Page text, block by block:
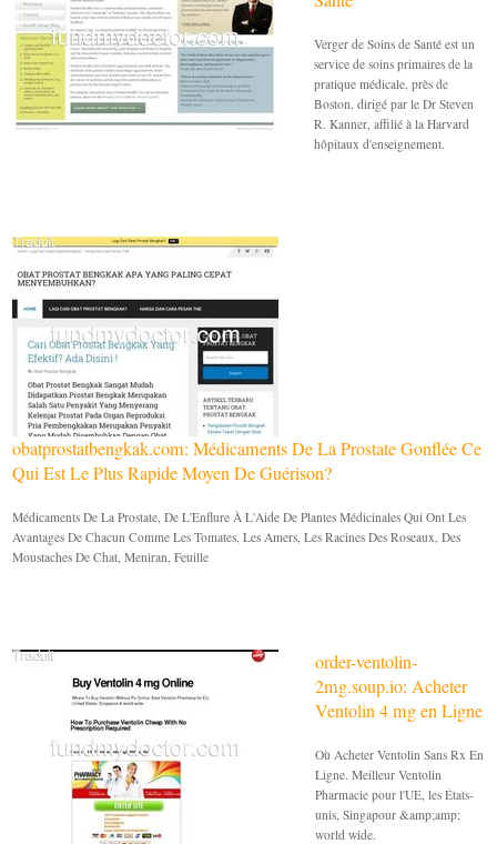
Verger de Soins de Santé est un
service de soins primaires de la
pratique médicale, près de
Boston, dirigé par le Dr Steven
R. Kanner, affilié à la Harvard
hôpitaux d'enseignement.
obatprostatbengkak.com: Médicaments De La Prostate Gonflée Ce
Qui Est Le Plus Rapide Moyen De Guérison?
Médicaments De La Prostate, De L'Enflure À L'Aide De Plantes Médicinales Qui Ont Les
Avantages De Chacun Comme Les Tomates, Les Amers, Les Racines Des Roseaux, Des
Moustaches De Chat, Meniran, Feuille
order-ventolin-
2mg.soup.io: Acheter
Ventolin 4 mg en Ligne
Où Acheter Ventolin Sans Rx En
Ligne. Meilleur Ventolin
Pharmacie pour l'UE, les États-
unis, Singapour &amp;amp;
world wide.